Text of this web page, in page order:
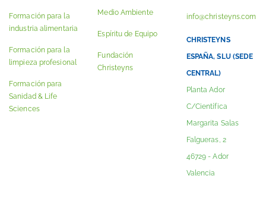
Formación para la
industria alimentaria
Formación para la
limpieza profesional
Formación para
Sanidad & Life
Sciences
Medio Ambiente
Espíritu de Equipo
Fundación
Christeyns
info@christeyns.com
CHRISTEYNS
ESPAÑA, SLU (SEDE
CENTRAL)
Planta Ador
C/Científica
Margarita Salas
Falgueras, 2
46729 - Ador
Valencia